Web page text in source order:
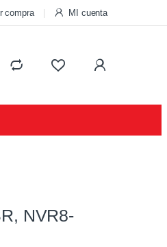
compra MI cuenta
NVR8-